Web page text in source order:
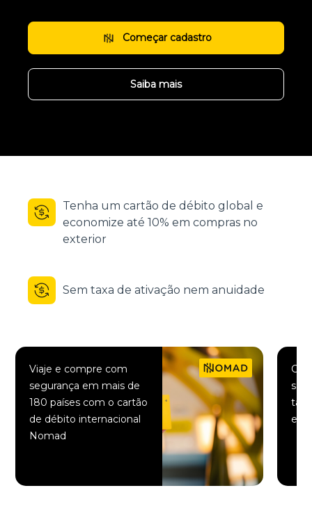
Começar cadastro
Saiba mais
Tenha um cartão de débito global e
economize até 10% em compras no
exterior
Sem taxa de ativação nem anuidade
Viaje e compre com
segurança em mais de
180 países com o cartão
de débito internacional
Nomad